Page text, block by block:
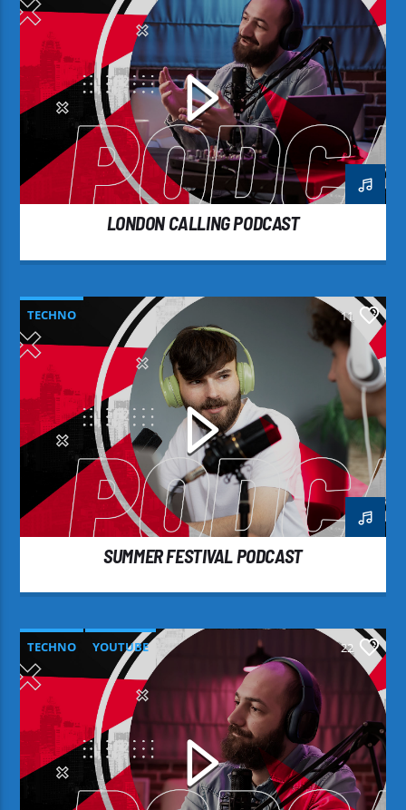
LONDON CALLING PODCAST
TECHNO 11
SUMMER FESTIVAL PODCAST
TECHNO YOUTUBE 22